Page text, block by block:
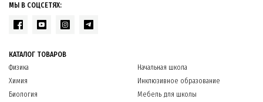
МЫ В СОЦСЕТЯХ:
КАТАЛОГ ТОВАРОВ
Физика
Химия
Биология
Начальная школа
Инклюзивное образование
Мебель для школы